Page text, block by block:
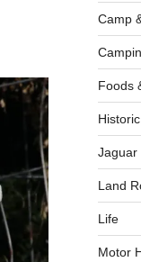
Camp
Foods
Jaguar
Land
Life
Motor